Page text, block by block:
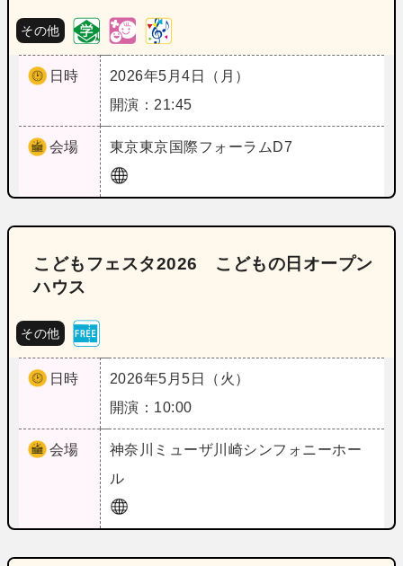
その他
日時
2026年5月4日（月）
開演：21:45
会場 東京東京国際フォーラムD7
こどもフェスタ2026 こどもの日オープン
ハウス
その他
日時
2026年5月5日（火）
開演：10:00
会場 神奈川
ミューザ川崎シンフォニーホー
ル